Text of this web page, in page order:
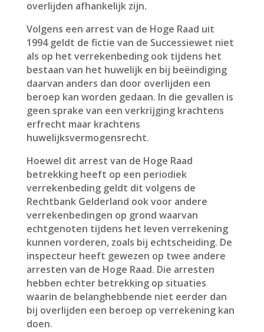
overlijden afhankelijk zijn.
Volgens een arrest van de Hoge Raad uit
1994 geldt de fictie van de Successiewet niet
als op het verrekenbeding ook tijdens het
bestaan van het huwelijk en bij beëindiging
daarvan anders dan door overlijden een
beroep kan worden gedaan. In die gevallen is
geen sprake van een verkrijging krachtens
erfrecht maar krachtens
huwelijksvermogensrecht.
Hoewel dit arrest van de Hoge Raad
betrekking heeft op een periodiek
verrekenbeding geldt dit volgens de
Rechtbank Gelderland ook voor andere
verrekenbedingen op grond waarvan
echtgenoten tijdens het leven verrekening
kunnen vorderen, zoals bij echtscheiding. De
inspecteur heeft gewezen op twee andere
arresten van de Hoge Raad. Die arresten
hebben echter betrekking op situaties
waarin de belanghebbende niet eerder dan
bij overlijden een beroep op verrekening kan
doen.